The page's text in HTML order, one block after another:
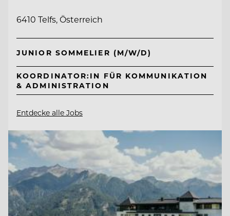
6410 Telfs, Österreich
JUNIOR SOMMELIER (M/W/D)
KOORDINATOR:IN FÜR KOMMUNIKATION
& ADMINISTRATION
Entdecke alle Jobs